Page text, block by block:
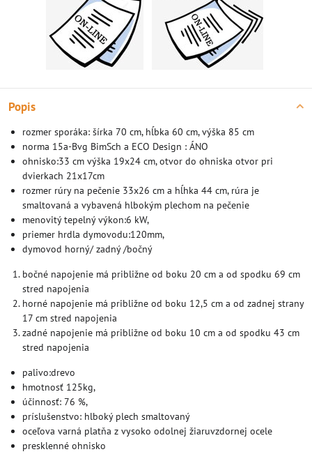
Popis
rozmer sporáka: šírka 70 cm, hĺbka 60 cm, výška 85 cm
norma 15a-Bvg BimSch a ECO Design : ÁNO
ohnisko:33 cm výška 19x24 cm, otvor do ohniska otvor pri
dvierkach 21x17cm
rozmer rúry na pečenie 33x26 cm a hĺhka 44 cm, rúra je
smaltovaná a vybavená hlbokým plechom na pečenie
menovitý tepelný výkon:6 kW,
priemer hrdla dymovodu:120mm,
dymovod horný/ zadný /bočný
bočné napojenie má približne od boku 20 cm a od spodku 69 cm
stred napojenia
horné napojenie má približne od boku 12,5 cm a od zadnej strany
17 cm stred napojenia
zadné napojenie má približne od boku 10 cm a od spodku 43 cm
stred napojenia
palivo:drevo
hmotnosť 125kg,
účinnosť: 76 %,
príslušenstvo: hlboký plech smaltovaný
oceľova varná platňa z vysoko odolnej žiaruvzdornej ocele
presklenné ohnisko